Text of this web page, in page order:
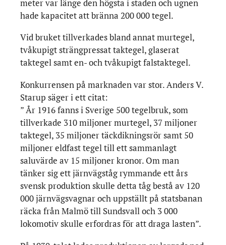
meter var länge den högsta i staden och ugnen
hade kapacitet att bränna 200 000 tegel.
Vid bruket tillverkades bland annat murtegel,
tvåkupigt strängpressat taktegel, glaserat
taktegel samt en- och tvåkupigt falstaktegel.
Konkurrensen på marknaden var stor. Anders V.
Starup säger i ett citat:
” År 1916 fanns i Sverige 500 tegelbruk, som
tillverkade 310 miljoner murtegel, 37 miljoner
taktegel, 35 miljoner täckdikningsrör samt 50
miljoner eldfast tegel till ett sammanlagt
saluvärde av 15 miljoner kronor. Om man
tänker sig ett järnvägståg rymmande ett års
svensk produktion skulle detta tåg bestå av 120
000 järnvägsvagnar och uppställt på statsbanan
räcka från Malmö till Sundsvall och 3 000
lokomotiv skulle erfordras för att draga lasten”.